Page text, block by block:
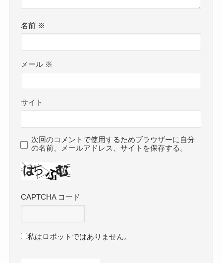
名前 ※
メール ※
サイト
次回のコメントで使用するためブラウザーに自分
の名前、メールアドレス、サイトを保存する。
CAPTCHA コード
私はロボットではありません。